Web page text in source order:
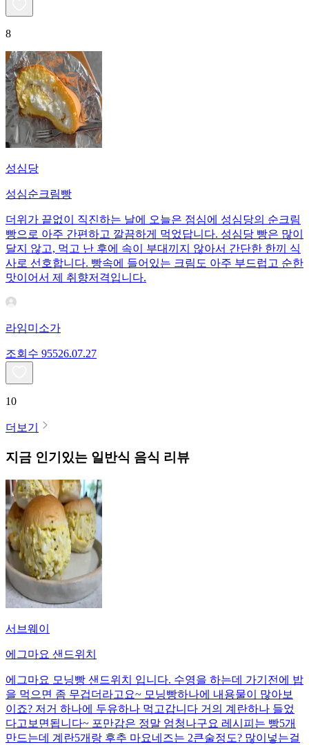
8
성심당
성심순크림빵
더위가 끝없이 직진하는 날에 오늘은 점심에 성심당의 순크림
빵으로 아주 간편하고 깔끔하게 먹었답니다. 성심당 빵은 많이
달지 않고, 먹고 난 후에 속이 부대끼지 않아서 간단한 한끼 식
사로 선호합니다. 빵속에 들어있는 크림도 아주 부드럽고 순한
맛이어서 제 취향저격입니다.
라임미소가
조회수 95526.07.27
10
더보기
지금 인기있는 일반식 음식 리뷰
서브웨이
에그마요 샌드위치
에그마요 모닝빵 샌드위치 입니다. 수영을 하는데 가기전에 밥
을 먹으면 좀 무겁더라고요~ 모닝빵하나에 내용물이 많아보
이죠? 저거 하나에 두유하나 먹고갑니다 거의 계란하나 들었
다고보면됩니다~ 포만감은 정말 엄청나구요 레시피는 빵5개
만드는데 계란5개랑 후추 마요네즈는 2큰술정도? 많이넣는걸